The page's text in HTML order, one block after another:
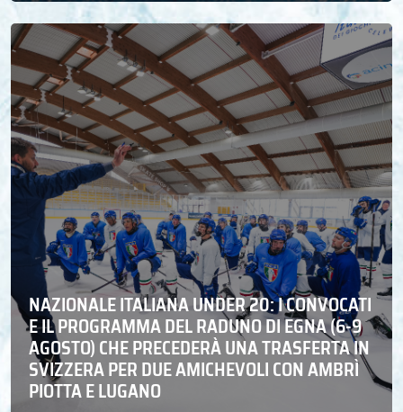
NAZIONALE ITALIANA UNDER 20: I CONVOCATI
E IL PROGRAMMA DEL RADUNO DI EGNA (6-9
AGOSTO) CHE PRECEDERÀ UNA TRASFERTA IN
SVIZZERA PER DUE AMICHEVOLI CON AMBRÌ
PIOTTA E LUGANO